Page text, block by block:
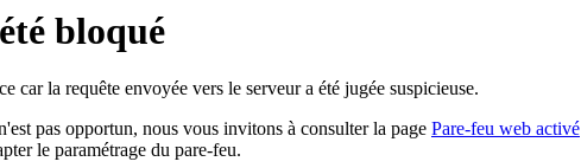
bloqué
car la requête envoyée vers le serveur a été jugée suspicieuse.
pas opportun, nous vous invitons à consulter la page Pare-feu web activé
le paramétrage du pare-feu.